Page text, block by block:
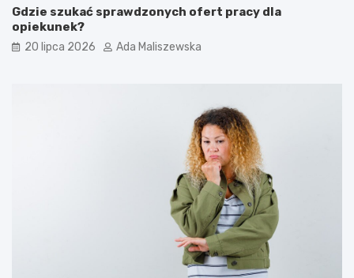
Gdzie szukać sprawdzonych ofert pracy dla
opiekunek?
20 lipca 2026 Ada Maliszewska